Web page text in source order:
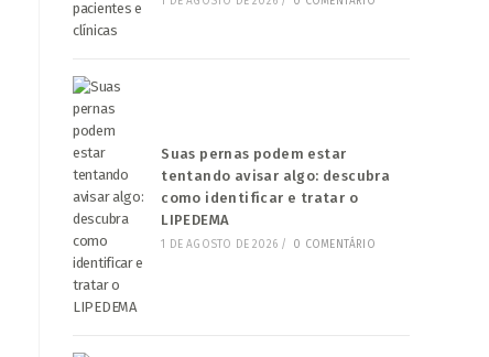
Suas pernas podem estar
tentando avisar algo: descubra
como identificar e tratar o
LIPEDEMA
1 DE AGOSTO DE 2026 / 0 COMENTÁRIO